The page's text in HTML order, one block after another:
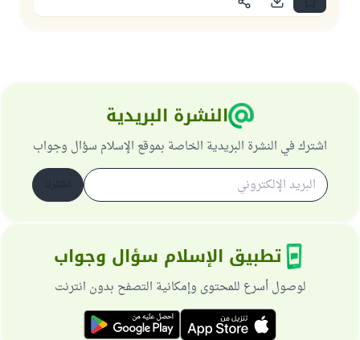
النشرة البريدية
اشترك في النشرة البريدية الخاصة بموقع الإسلام سؤال وجواب
تطبيق الإسلام سؤال وجواب
لوصول أسرع للمحتوى وإمكانية التصفح بدون انترنت